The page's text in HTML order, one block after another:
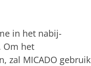
in het nabij-
Om het
zal MICADO gebruik